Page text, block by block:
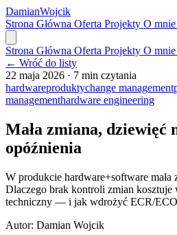
DamianWojcik
Strona Główna Oferta Projekty O mnie
Strona Główna Oferta Projekty O mnie
← Wróć do listy
22 maja 2026 · 7 min czytania
hardwareproduktychange management
managementhardware engineering
Mała zmiana, dziewięć
opóźnienia
W produkcie hardware+software mała
Dlaczego brak kontroli zmian
techniczny — i jak wdrożyć ECR/
Autor: Damian Wojcik